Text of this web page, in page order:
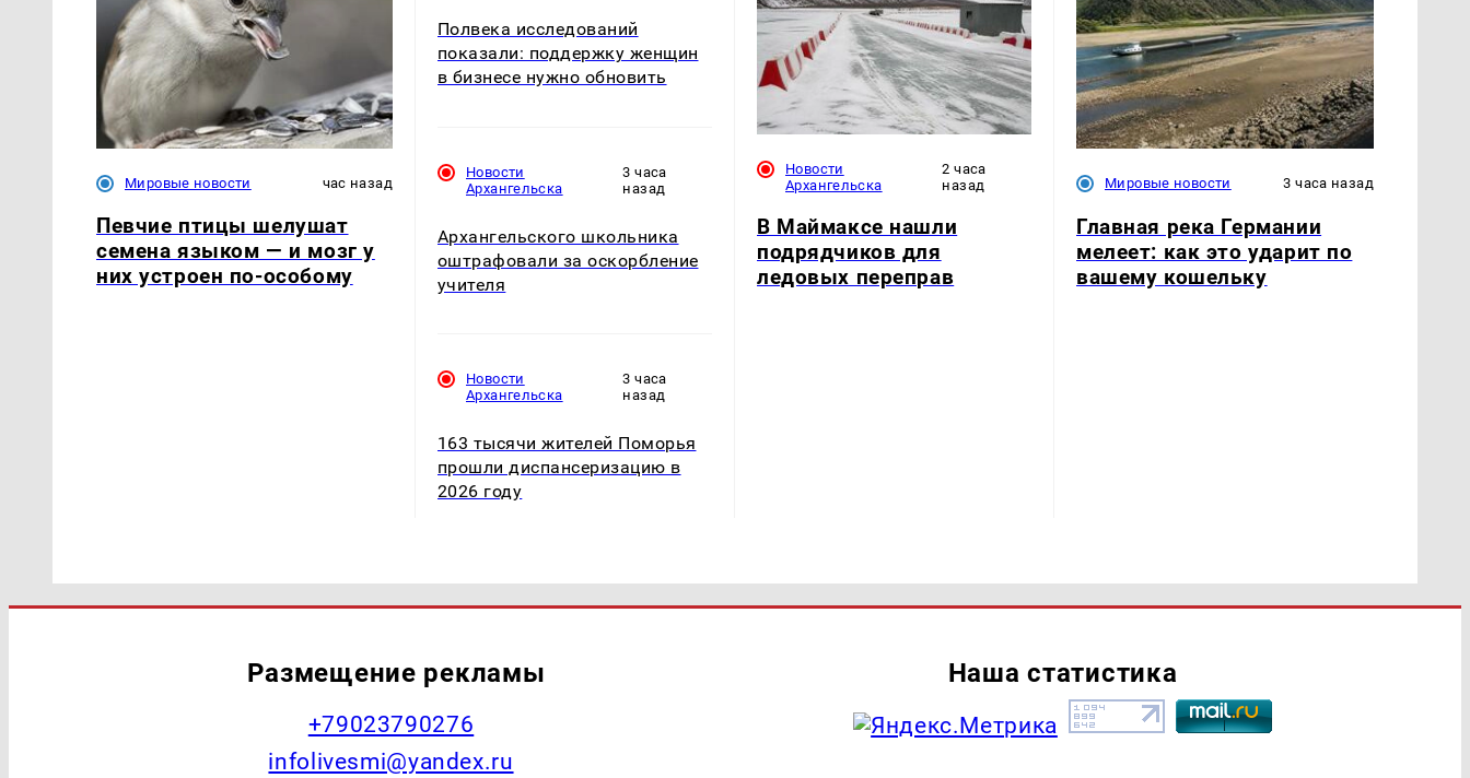
Мировые новости час назад
Певчие птицы шелушат
семена языком — и мозг у
них устроен по-особому
Полвека исследований
показали: поддержку женщин
в бизнесе нужно обновить
Новости
Архангельска
3 часа
назад
Архангельского школьника
оштрафовали за оскорбление
учителя
Новости
Архангельска
3 часа
назад
163 тысячи жителей Поморья
прошли диспансеризацию в
2026 году
Новости
Архангельска
2 часа
назад
В Маймаксе нашли
подрядчиков для
ледовых переправ
Мировые новости 3 часа назад
Главная река Германии
мелеет: как это ударит по
вашему кошельку
Размещение рекламы
+79023790276
infolivesmi@yandex.ru
Наша статистика